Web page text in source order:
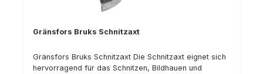
Gränsfors Bruks Schnitzaxt
Gränsfors Bruks Schnitzaxt Die Schnitzaxt eignet sich
hervorragend für das Schnitzen, Bildhauen und